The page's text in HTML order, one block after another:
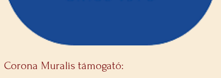
Corona Muralis támogató: